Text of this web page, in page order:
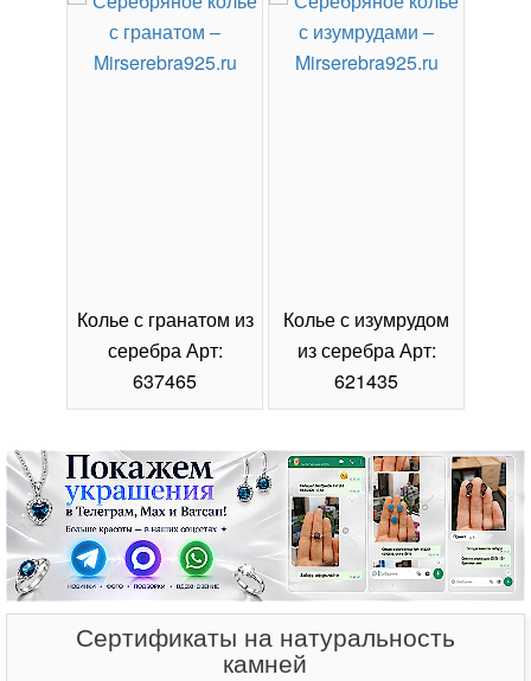
Колье с гранатом из
серебра Арт:
637465
Колье с изумрудом
из серебра Арт:
621435
Сертификаты на натуральность
камней